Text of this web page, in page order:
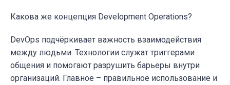
Какова же концепция Development Operations?
DevOps подчёркивает важность взаимодействия
между людьми. Технологии служат триггерами
общения и помогают разрушить барьеры внутри
организаций. Главное – правильное использование и